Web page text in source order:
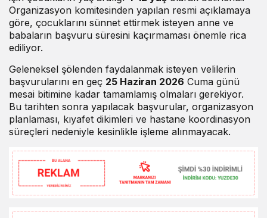
Organizasyon komitesinden yapılan resmi açıklamaya
göre, çocuklarını sünnet ettirmek isteyen anne ve
babaların başvuru süresini kaçırmaması önemle rica
ediliyor.
Geleneksel şölenden faydalanmak isteyen velilerin
başvurularını en geç 25 Haziran 2026 Cuma günü
mesai bitimine kadar tamamlamış olmaları gerekiyor.
Bu tarihten sonra yapılacak başvurular, organizasyon
planlaması, kıyafet dikimleri ve hastane koordinasyon
süreçleri nedeniyle kesinlikle işleme alınmayacak.